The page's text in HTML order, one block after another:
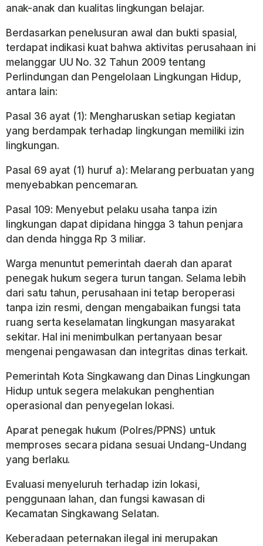
anak-anak dan kualitas lingkungan belajar.
Berdasarkan penelusuran awal dan bukti spasial,
terdapat indikasi kuat bahwa aktivitas perusahaan ini
melanggar UU No. 32 Tahun 2009 tentang
Perlindungan dan Pengelolaan Lingkungan Hidup,
antara lain:
Pasal 36 ayat (1): Mengharuskan setiap kegiatan
yang berdampak terhadap lingkungan memiliki izin
lingkungan.
Pasal 69 ayat (1) huruf a): Melarang perbuatan yang
menyebabkan pencemaran.
Pasal 109: Menyebut pelaku usaha tanpa izin
lingkungan dapat dipidana hingga 3 tahun penjara
dan denda hingga Rp 3 miliar.
Warga menuntut pemerintah daerah dan aparat
penegak hukum segera turun tangan. Selama lebih
dari satu tahun, perusahaan ini tetap beroperasi
tanpa izin resmi, dengan mengabaikan fungsi tata
ruang serta keselamatan lingkungan masyarakat
sekitar. Hal ini menimbulkan pertanyaan besar
mengenai pengawasan dan integritas dinas terkait.
Pemerintah Kota Singkawang dan Dinas Lingkungan
Hidup untuk segera melakukan penghentian
operasional dan penyegelan lokasi.
Aparat penegak hukum (Polres/PPNS) untuk
memproses secara pidana sesuai Undang-Undang
yang berlaku.
Evaluasi menyeluruh terhadap izin lokasi,
penggunaan lahan, dan fungsi kawasan di
Kecamatan Singkawang Selatan.
Keberadaan peternakan ilegal ini merupakan